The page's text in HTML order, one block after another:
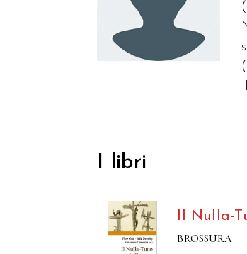
I libri
Il Nulla-
BROSSURA